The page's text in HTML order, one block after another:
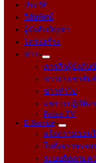
ประวัติ
วิสัยทัศน์
ผู้บังคับบัญชา
โครงสร้าง
ข่าว
ภารกิจผู้บังคับ
ข่าวประชาสัม
ข่าวทั่วไป
ผลการปฏิบัติง
Police TV
E-Service
แจ้งความออน
ใบสั่งจราจรอ
ระบบติดตามค